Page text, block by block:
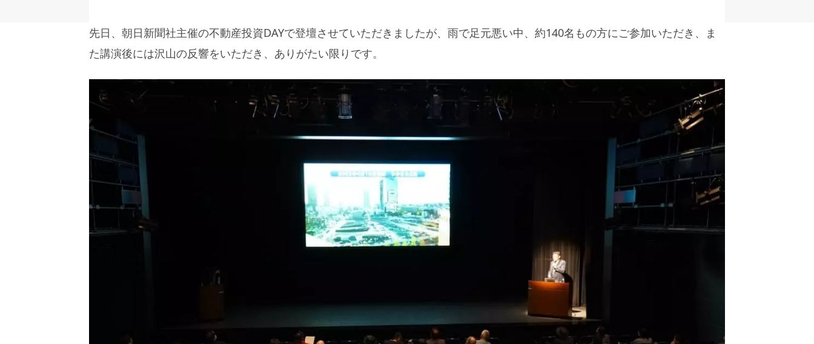
先日、朝日新聞社主催の不動産投資DAYで登壇させていただきましたが、雨で足元悪い中、約140名もの方にご参加いただき、ま
た講演後には沢山の反響をいただき、ありがたい限りです。